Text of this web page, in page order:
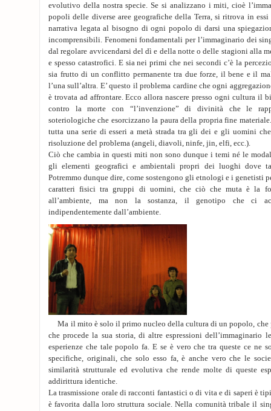
evolutivo della nostra specie. Se si analizzano i miti, cioè
popoli delle diverse aree geografiche della Terra, si ritrova in essi
narrativa legata al bisogno di ogni popolo di darsi una
incomprensibili. Fenomeni fondamentali per l’immaginario dei
dal regolare avvicendarsi del dì e della notte o delle stagioni alla
e spesso catastrofici. E sia nei primi che nei secondi c’è la
sia frutto di un conflitto permanente tra due forze, il bene e il
l’una sull’altra. E’ questo il problema cardine che ogni
è trovata ad affrontare. Ecco allora nascere presso ogni cultura il
contro la morte con “l’invenzione” di divinità che le
soteriologiche che esorcizzano la paura della propria fine
tutta una serie di esseri a metà strada tra gli dei e gli uomini
risoluzione del problema (angeli, diavoli, ninfe, jin, elfi, ecc.).
Ciò che cambia in questi miti non sono dunque i temi né le
gli elementi geografici e ambientali propri dei luoghi dove
Potremmo dunque dire, come sostengono gli etnologi e i genetisti
caratteri fisici tra gruppi di uomini, che ciò che muta è la
all’ambiente, ma non la sostanza, il genotipo che ci
indipendentemente dall’ambiente.
Ma il mito è solo il primo nucleo della cultura di un popolo, che
che procede la sua storia, di altre espressioni dell’immaginario
esperienze che tale popolo fa. E se è vero che tra queste ce ne
specifiche, originali, che solo esso fa, è anche vero che le
similarità strutturale ed evolutiva che rende molte di queste
addirittura identiche.
La trasmissione orale di racconti fantastici o di vita e di saperi è
è favorita dalla loro struttura sociale. Nella comunità tribale il